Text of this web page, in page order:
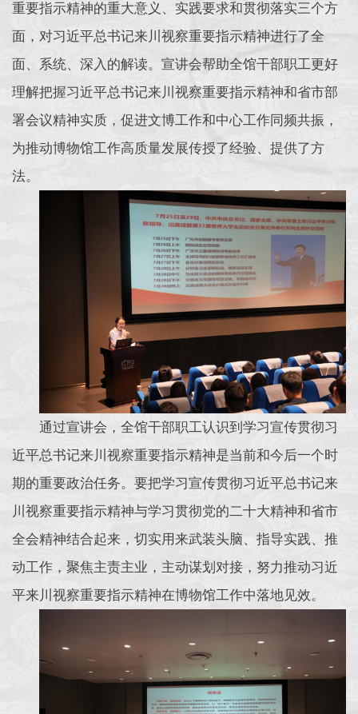
重要指示精神的重大意义、实践要求和贯彻落实三个方
面，对习近平总书记来川视察重要指示精神进行了全
面、系统、深入的解读。宣讲会帮助全馆干部职工更好
理解把握习近平总书记来川视察重要指示精神和省市部
署会议精神实质，促进文博工作和中心工作同频共振，
为推动博物馆工作高质量发展传授了经验、提供了方
法。
通过宣讲会，全馆干部职工认识到学习宣传贯彻习
近平总书记来川视察重要指示精神是当前和今后一个时
期的重要政治任务。要把学习宣传贯彻习近平总书记来
川视察重要指示精神与学习贯彻党的二十大精神和省市
全会精神结合起来，切实用来武装头脑、指导实践、推
动工作，聚焦主责主业，主动谋划对接，努力推动习近
平来川视察重要指示精神在博物馆工作中落地见效。